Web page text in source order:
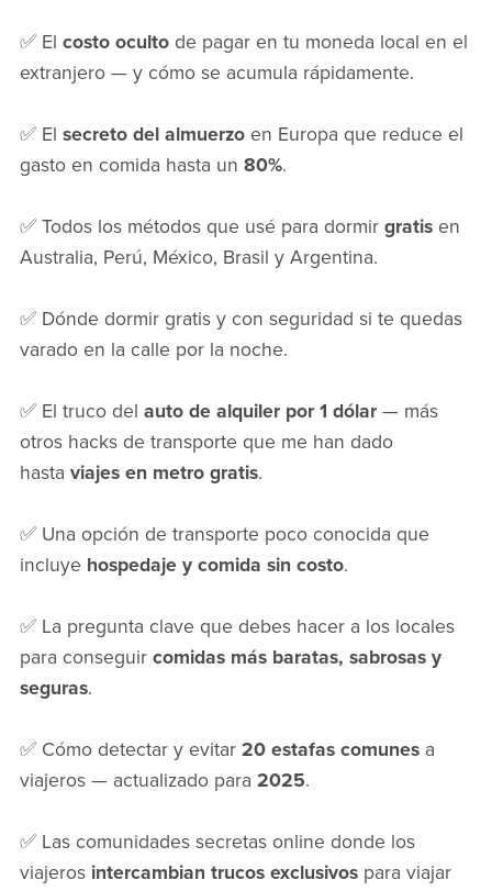
✅ El costo ocultode pagar en tu moneda local en el
extranjero — y cómo se acumula rápidamente.
✅ El secreto del almuerzoen Europa que reduce el
gasto en comida hasta un 80%.
✅ Todos los métodos que usé para dormir gratisen
Australia, Perú, México, Brasil y Argentina.
✅ Dónde dormir gratis y con seguridad si te quedas
varado en la calle por la noche.
✅ El truco del auto de alquiler por 1 dólar— más
otros hacks de transporte que me han dado
hasta viajes en metro gratis.
✅ Una opción de transporte poco conocida que
incluye hospedaje y comida sin costo.
✅ La pregunta clave que debes hacer a los locales
para conseguir comidas más baratas, sabrosas y
seguras.
✅ Cómo detectar y evitar 20 estafas comunesa
viajeros — actualizado para 2025.
✅ Las comunidades secretas online donde los
viajeros intercambian trucos exclusivospara viajar